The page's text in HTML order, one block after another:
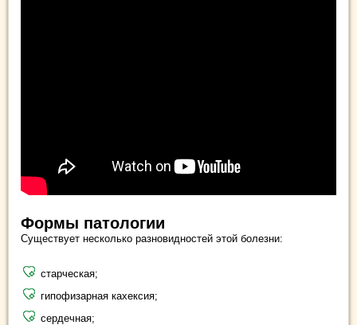
Формы патологии
Существует несколько разновидностей этой болезни:
старческая;
гипофизарная кахексия;
сердечная;